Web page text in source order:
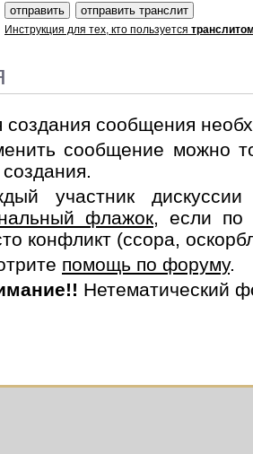
Инструкция для тех, кто пользуется
создания сообщения
сообщение можно
создания.
участник
флажок, если по
конфликт (ссора,
помощь по форуму.
Нетематический